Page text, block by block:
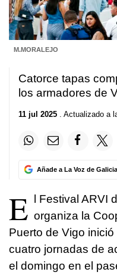
M.MORALEJO
Catorce tapas
los armadores de
11 jul 2025 . Actualizado a
Añade a La Voz de
E l Festival ARVI
organiza la
Puerto de Vigo
cuatro jornadas de
el domingo en el